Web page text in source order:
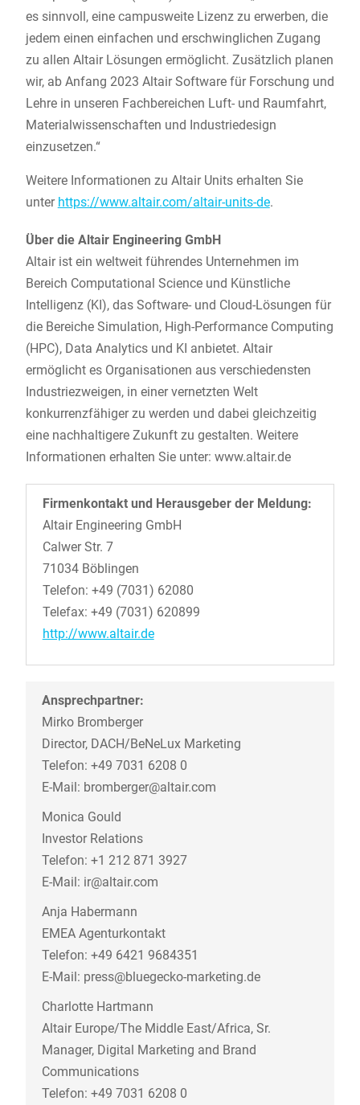
es sinnvoll, eine campusweite Lizenz zu erwerben, die
jedem einen einfachen und erschwinglichen Zugang
zu allen Altair Lösungen ermöglicht. Zusätzlich planen
wir, ab Anfang 2023 Altair Software für Forschung und
Lehre in unseren Fachbereichen Luft- und Raumfahrt,
Materialwissenschaften und Industriedesign
einzusetzen.“
Weitere Informationen zu Altair Units erhalten Sie
unter https://www.altair.com/altair-units-de.
Über die Altair Engineering GmbH
Altair ist ein weltweit führendes Unternehmen im
Bereich Computational Science und Künstliche
Intelligenz (KI), das Software- und Cloud-Lösungen für
die Bereiche Simulation, High-Performance Computing
(HPC), Data Analytics und KI anbietet. Altair
ermöglicht es Organisationen aus verschiedensten
Industriezweigen, in einer vernetzten Welt
konkurrenzfähiger zu werden und dabei gleichzeitig
eine nachhaltigere Zukunft zu gestalten. Weitere
Informationen erhalten Sie unter: www.altair.de
Firmenkontakt und Herausgeber der Meldung:
Altair Engineering GmbH
Calwer Str. 7
71034 Böblingen
Telefon: +49 (7031) 62080
Telefax: +49 (7031) 620899
http://www.altair.de
Ansprechpartner:
Mirko Bromberger
Director, DACH/BeNeLux Marketing
Telefon: +49 7031 6208 0
E-Mail: bromberger@altair.com
Monica Gould
Investor Relations
Telefon: +1 212 871 3927
E-Mail: ir@altair.com
Anja Habermann
EMEA Agenturkontakt
Telefon: +49 6421 9684351
E-Mail: press@bluegecko-marketing.de
Charlotte Hartmann
Altair Europe/The Middle East/Africa, Sr.
Manager, Digital Marketing and Brand
Communications
Telefon: +49 7031 6208 0